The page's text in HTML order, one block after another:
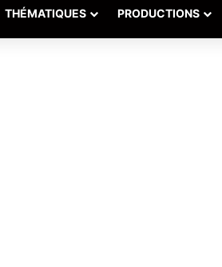
THÉMATIQUES PRODUCTIONS